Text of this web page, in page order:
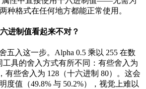
种格式在任何地方都能正常使用。
进制值看起来不对？
五入这一步。Alpha 0.5 乘以 255 在数
工具的舍入方式有所不同：有些舍入为
有些舍入为 128（十六进制 80）。这会
度值（49.8% 与 50.2%），视觉上难以